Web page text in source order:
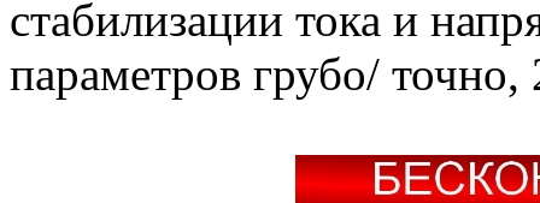
стабилизации тока и
параметров грубо/